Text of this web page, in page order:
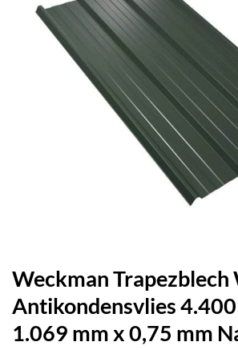
Weckman Trapezblech
Antikondensvlies
1.069 mm x 0,75 mm